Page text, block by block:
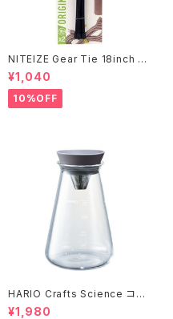
NITEIZE Gear Tie 18inch /
ブラック
¥1,040
10%OFF
HARIO Crafts Science コニ
カルティーピッチャー 500ml
¥1,980